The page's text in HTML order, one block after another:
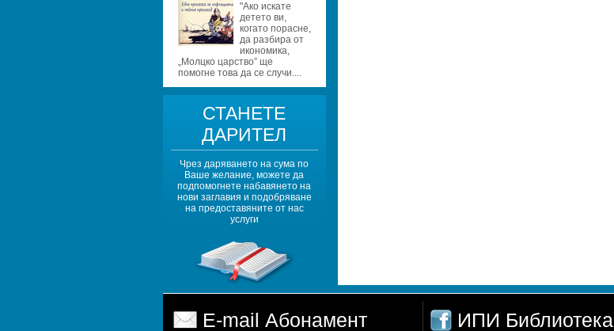
"Ако искате
детето ви,
когато порасне,
да разбира от
икономика,
„Молцко царство” ще
помогне това да се случи....
СТАНЕТЕ
ДАРИТЕЛ
Чрез даряването на сума по
Ваше желание, можете да
подпомогнете набавянето на
нови заглавия и подобряване
на предоставяните от нас
услуги
E-mail Абонамент ИПИ Библиотека